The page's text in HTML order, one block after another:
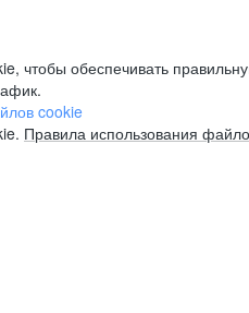
чтобы обеспечивать
cookie
Правила использования